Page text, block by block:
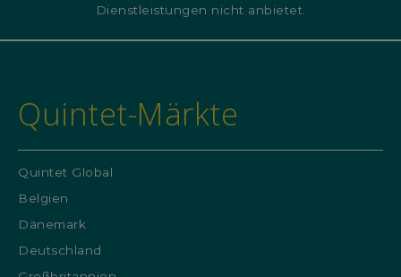
Dienstleistungen nicht anbietet.
Quintet-Märkte
Quintet Global
Belgien
Dänemark
Deutschland